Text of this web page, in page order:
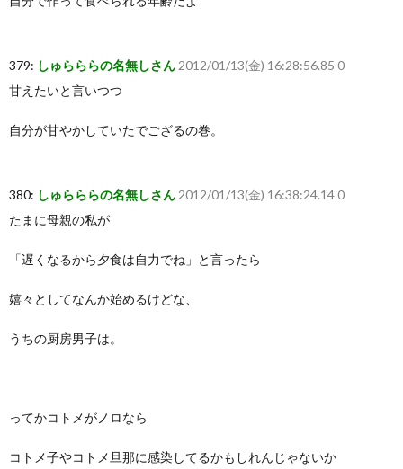
379: しゅらららの名無しさん 2012/01/13(金) 16:28:56.85 0
甘えたいと言いつつ
自分が甘やかしていたでござるの巻。
380: しゅらららの名無しさん 2012/01/13(金) 16:38:24.14 0
たまに母親の私が
「遅くなるから夕食は自力でね」と言ったら
嬉々としてなんか始めるけどな、
うちの厨房男子は。
ってかコトメがノロなら
コトメ子やコトメ旦那に感染してるかもしれんじゃないか